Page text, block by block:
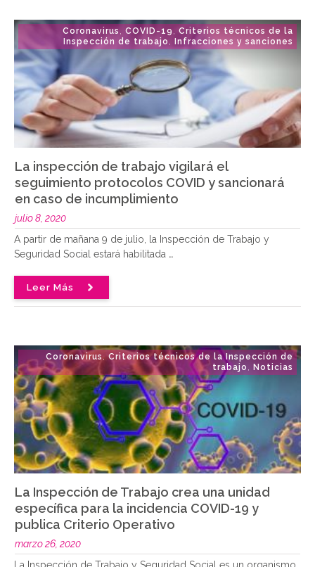
Coronavirus , COVID-19 , Criterios técnicos de la
Inspección de trabajo , Infracciones y sanciones
La inspección de trabajo vigilará el
seguimiento protocolos COVID y sancionará
en caso de incumplimiento
julio 8, 2020
A partir de mañana 9 de julio, la Inspección de Trabajo y
Seguridad Social estará habilitada ..
Leer Más
Coronavirus ,Criterios técnicos de la Inspección de
trabajo , Noticias
La Inspección de Trabajo crea una unidad
específica para la incidencia COVID-19 y
publica Criterio Operativo
marzo 26, 2020